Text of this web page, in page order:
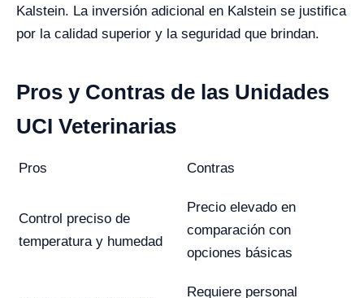
Kalstein. La inversión adicional en Kalstein se justifica
por la calidad superior y la seguridad que brindan.
Pros y Contras de las Unidades
UCI Veterinarias
Pros Contras
Control preciso de
temperatura y humedad
Precio elevado en
comparación con
opciones básicas
Requiere personal